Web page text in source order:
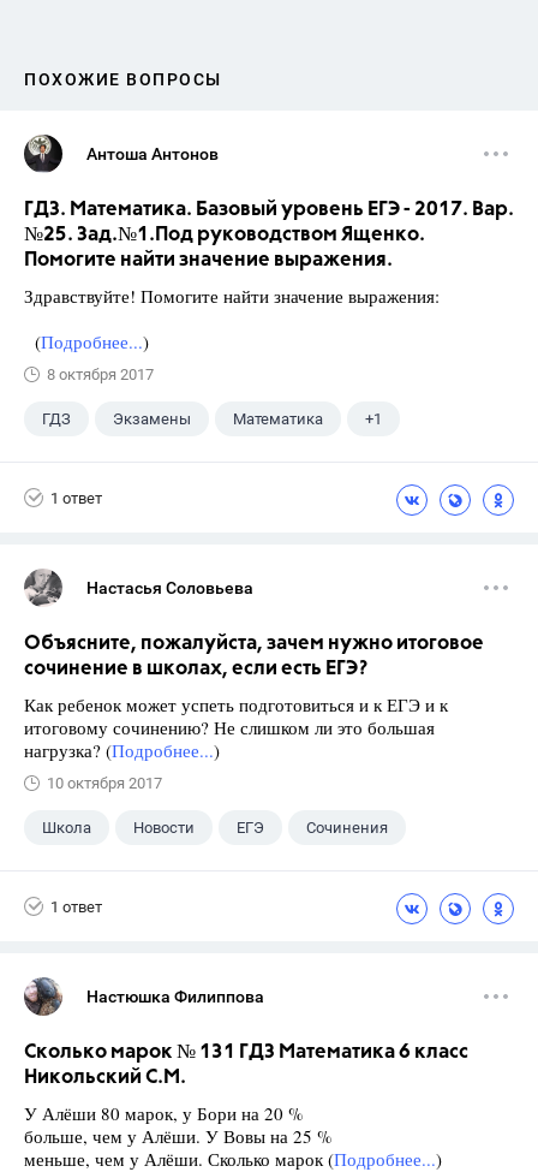
ПОХОЖИЕ ВОПРОСЫ
Антоша Антонов
ГДЗ. Математика. Базовый уровень ЕГЭ - 2017. Вар.
№25. Зад.№1.Под руководством Ященко.
Помогите найти значение выражения.
Здравствуйте! Помогите найти значение выражения:
(Подробнее...)
8 октября 2017
ГДЗ Экзамены Математика +1
1 ответ
Настасья Соловьева
Объясните, пожалуйста, зачем нужно итоговое
сочинение в школах, если есть ЕГЭ?
Как ребенок может успеть подготовиться и к ЕГЭ и к
итоговому сочинению? Не слишком ли это большая
нагрузка? (Подробнее...)
10 октября 2017
Школа Новости ЕГЭ Сочинения
1 ответ
Настюшка Филиппова
Сколько марок № 131 ГДЗ Математика 6 класс
Никольский С.М.
У Алёши 80 марок, у Бори на 20 %
больше, чем у Алёши. У Вовы на 25 %
меньше, чем у Алёши. Сколько марок (Подробнее...)